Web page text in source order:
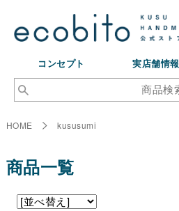
コンセプト 実店舗情報
HOME kususumi
商品一覧